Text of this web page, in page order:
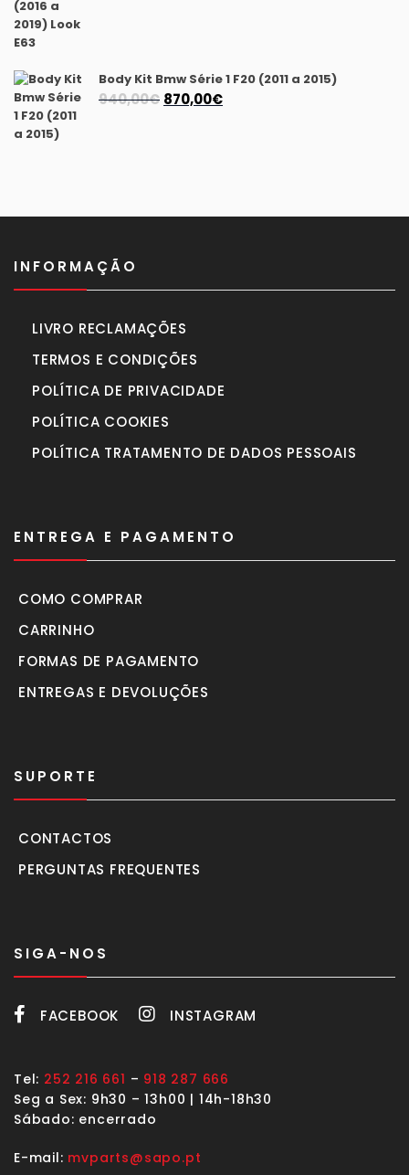
1.175,00€. 1.040,00€.
Body Kit Bmw Série 1 F20 (2011 a 2015)
940,00€ O
870,00€O
INFORMAÇÃO
LIVRO RECLAMAÇÕES
TERMOS E CONDIÇÕES
POLÍTICA DE PRIVACIDADE
POLÍTICA COOKIES
POLÍTICA TRATAMENTO DE DADOS PESSOAIS
ENTREGA E PAGAMENTO
COMO COMPRAR
CARRINHO
FORMAS DE PAGAMENTO
ENTREGAS E DEVOLUÇÕES
SUPORTE
CONTACTOS
PERGUNTAS FREQUENTES
SIGA-NOS
FACEBOOK INSTAGRAM
Tel: 252 216 661 – 918 287 666
Seg a Sex: 9h30 – 13h00 | 14h-18h30
Sábado: encerrado
E-mail: mvparts@sapo.pt